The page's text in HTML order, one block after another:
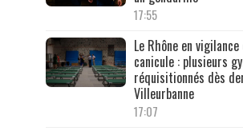
17:55
Le Rhône en
canicule : plusieurs
réquisitionnés dès
Villeurbanne
17:07